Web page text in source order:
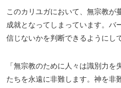
このカリユガにおいて、無宗教が
成就となってしまっています。バ
信じないかを判断できるようにし
「無宗教のために人々は識別力
たちを永遠に非難します。神を非